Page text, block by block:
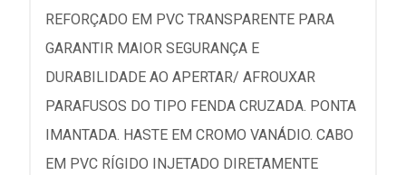
REFORÇADO EM PVC TRANSPARENTE PARA
GARANTIR MAIOR SEGURANÇA E
DURABILIDADE AO APERTAR/ AFROUXAR
PARAFUSOS DO TIPO FENDA CRUZADA. PONTA
IMANTADA. HASTE EM CROMO VANÁDIO. CABO
EM PVC RÍGIDO INJETADO DIRETAMENTE